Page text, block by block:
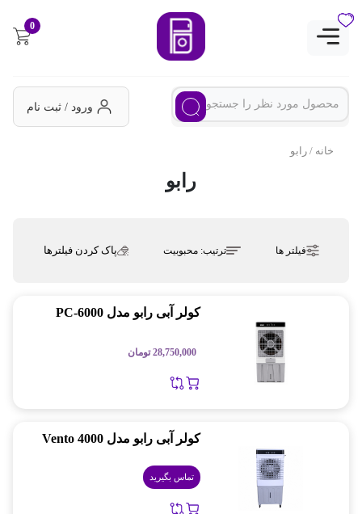
0
ورود / ثبت نام
خانه / رابو
رابو
فیلتر ها ترتیب:محبوبیت پاک کردن فیلترها
کولر آبی رابو مدل PC-6000
28,750,000 تومان
کولر آبی رابو مدل Vento 4000
تماس بگیرید